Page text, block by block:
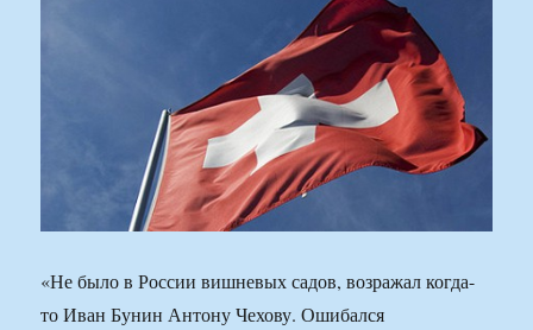
«Не было в России вишневых садов, возражал когда-
то Иван Бунин Антону Чехову. Ошибался